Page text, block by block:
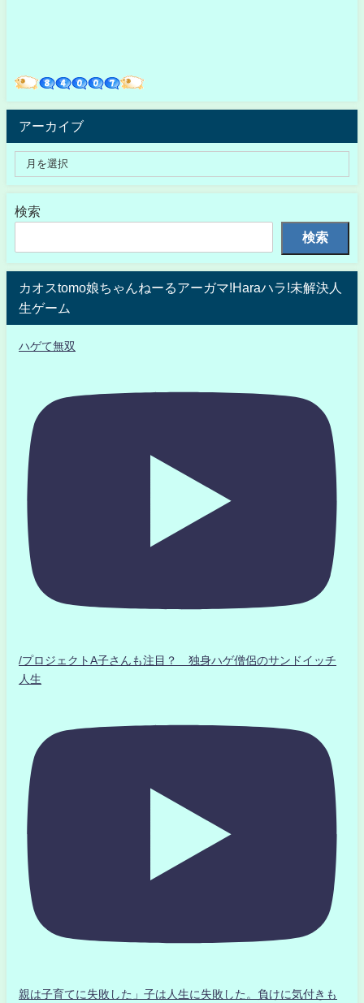
アーカイブ
検索
検索
カオスtomo娘ちゃんねーるアーガマ!Haraハラ!未解決人
生ゲーム
ハゲて無双
/プロジェクトA子さんも注目？ 独身ハゲ僧侶のサンドイッチ
人生
親は子育てに失敗した」子は人生に失敗した。負けに気付きも